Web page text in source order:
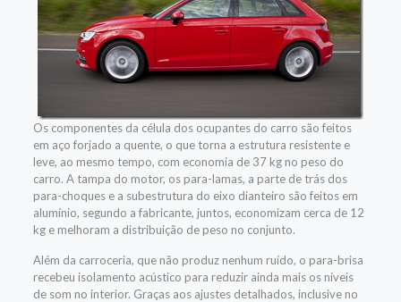
Os componentes da célula dos ocupantes do carro são feitos
em aço forjado a quente, o que torna a estrutura resistente e
leve, ao mesmo tempo, com economia de 37 kg no peso do
carro. A tampa do motor, os para-lamas, a parte de trás dos
para-choques e a subestrutura do eixo dianteiro são feitos em
alumínio, segundo a fabricante, juntos, economizam cerca de 12
kg e melhoram a distribuição de peso no conjunto.
Além da carroceria, que não produz nenhum ruído, o para-brisa
recebeu isolamento acústico para reduzir ainda mais os níveis
de som no interior. Graças aos ajustes detalhados, inclusive no